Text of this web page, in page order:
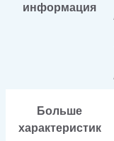
информация
Больше
характеристик